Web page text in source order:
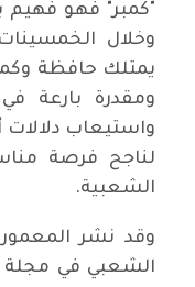
"كمبر" فهو
وخلال الخمسينات
يمتلك حافظة
ومقدرة بارعة
واستيعاب دلالات
لناجح فرصة
الشعبية.
وقد نشر
الشعبي في مجلة